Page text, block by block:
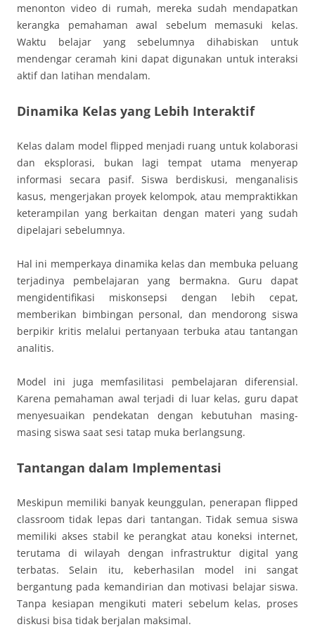
menonton video di rumah, mereka sudah mendapatkan
kerangka pemahaman awal sebelum memasuki kelas.
Waktu belajar yang sebelumnya dihabiskan untuk
mendengar ceramah kini dapat digunakan untuk interaksi
aktif dan latihan mendalam.
Dinamika Kelas yang Lebih Interaktif
Kelas dalam model flipped menjadi ruang untuk kolaborasi
dan eksplorasi, bukan lagi tempat utama menyerap
informasi secara pasif. Siswa berdiskusi, menganalisis
kasus, mengerjakan proyek kelompok, atau mempraktikkan
keterampilan yang berkaitan dengan materi yang sudah
dipelajari sebelumnya.
Hal ini memperkaya dinamika kelas dan membuka peluang
terjadinya pembelajaran yang bermakna. Guru dapat
mengidentifikasi miskonsepsi dengan lebih cepat,
memberikan bimbingan personal, dan mendorong siswa
berpikir kritis melalui pertanyaan terbuka atau tantangan
analitis.
Model ini juga memfasilitasi pembelajaran diferensial.
Karena pemahaman awal terjadi di luar kelas, guru dapat
menyesuaikan pendekatan dengan kebutuhan masing-
masing siswa saat sesi tatap muka berlangsung.
Tantangan dalam Implementasi
Meskipun memiliki banyak keunggulan, penerapan flipped
classroom tidak lepas dari tantangan. Tidak semua siswa
memiliki akses stabil ke perangkat atau koneksi internet,
terutama di wilayah dengan infrastruktur digital yang
terbatas. Selain itu, keberhasilan model ini sangat
bergantung pada kemandirian dan motivasi belajar siswa.
Tanpa kesiapan mengikuti materi sebelum kelas, proses
diskusi bisa tidak berjalan maksimal.